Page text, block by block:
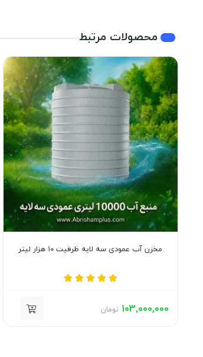
محصولات مرتبط
مخزن آب عمودی سه لایه ظرفیت ۱۰ هزار لیتر
103,000,000 تومان